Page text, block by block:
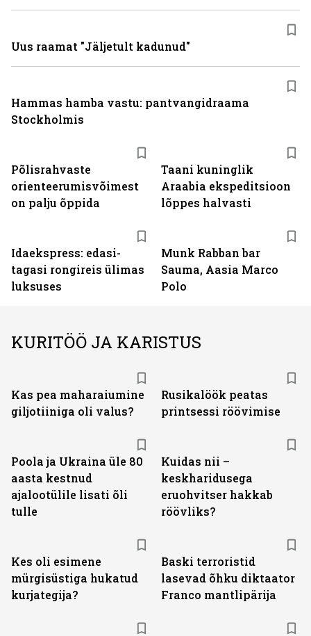
Põlisrahvaste
orienteerumisvõimest
on palju õppida
Taani kuninglik
Araabia ekspeditsioon
lõppes halvasti
Idaekspress: edasi-
tagasi rongireis ülimas
luksuses
Munk Rabban bar
Sauma, Aasia Marco
Polo
Uus raamat "Jäljetult kadunud"
Hammas hamba vastu: pantvangi­draama
Stockholmis
KURITÖÖ JA KARISTUS
Kas pea maharaiumine
giljotiiniga oli valus?
Rusikalöök peatas
printsessi röövimise
Poola ja Ukraina üle 80
aasta kestnud
ajalootülile lisati õli
tulle
Kuidas nii –
keskharidusega
eruohvitser hakkab
röövliks?
Kes oli esimene
mürgisüstiga hukatud
kurjategija?
Baski terroristid
lasevad õhku diktaator
Franco mantlipärija